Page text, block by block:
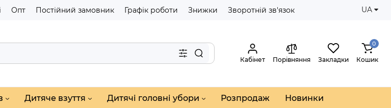
Опт Постійний замовник Графік роботи Знижки Зворотній зв'язок UA
Кабінет Порівняння Закладки
0
Кошик
Дитяче взуття Дитячі головні убори Розпродаж Новинки